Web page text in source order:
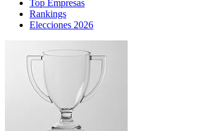
Top Empresas
Rankings
Elecciones 2026